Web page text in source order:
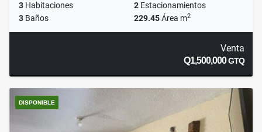
3 Habitaciones 2 Estacionamientos
3 Baños 229.45Área m2
Venta
Q1,500,000GTQ
DISPONIBLE